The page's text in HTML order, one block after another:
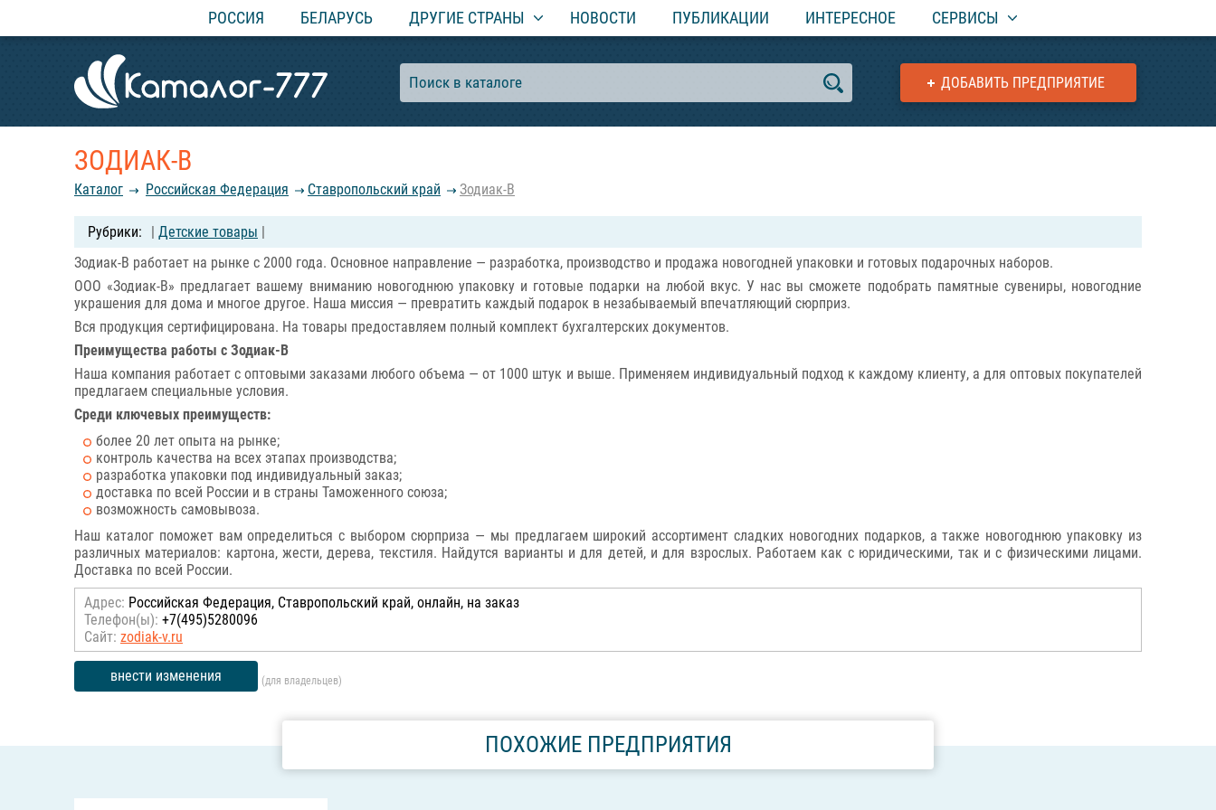
РОССИЯ БЕЛАРУСЬ ДРУГИЕ СТРАНЫ НОВОСТИ ПУБЛИКАЦИИ ИНТЕРЕСНОЕ СЕРВИСЫ
ДОБАВИТЬ ПРЕДПРИЯТИЕ
ЗОДИАК-В
Каталог Российcкая Федерация Ставропольский край Зодиак-В
| Детские товары |
Зодиак-В работает на рынке с 2000 года. Основное направление — разработка, производство и продажа новогодней упаковки и готовых подарочных наборов.
ООО «Зодиак-В» предлагает вашему вниманию новогоднюю упаковку и готовые подарки на любой вкус. У нас вы сможете подобрать памятные сувениры, новогодние
украшения для дома и многое другое. Наша миссия — превратить каждый подарок в незабываемый впечатляющий сюрприз.
Вся продукция сертифицирована. На товары предоставляем полный комплект бухгалтерских документов.
Преимущества работы с Зодиак-В
Наша компания работает с оптовыми заказами любого объема — от 1000 штук и выше. Применяем индивидуальный подход к каждому клиенту, а для оптовых покупателей
предлагаем специальные условия.
Среди ключевых преимуществ:
более 20 лет опыта на рынке;
контроль качества на всех этапах производства;
разработка упаковки под индивидуальный заказ;
доставка по всей России и в страны Таможенного союза;
возможность самовывоза.
Наш каталог поможет вам определиться с выбором сюрприза — мы предлагаем широкий ассортимент сладких новогодних подарков, а также новогоднюю упаковку из
различных материалов: картона, жести, дерева, текстиля. Найдутся варианты и для детей, и для взрослых. Работаем как с юридическими, так и с физическими лицами.
Доставка по всей России.
Адрес: Российcкая Федерация, Ставропольский край, онлайн, на заказ
Телефон(ы): +7(495)5280096
Сайт: zodiak-v.ru
внести изменения (для владельцев)
ПОХОЖИЕ ПРЕДПРИЯТИЯ